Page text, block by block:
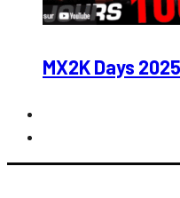
MX2K Days